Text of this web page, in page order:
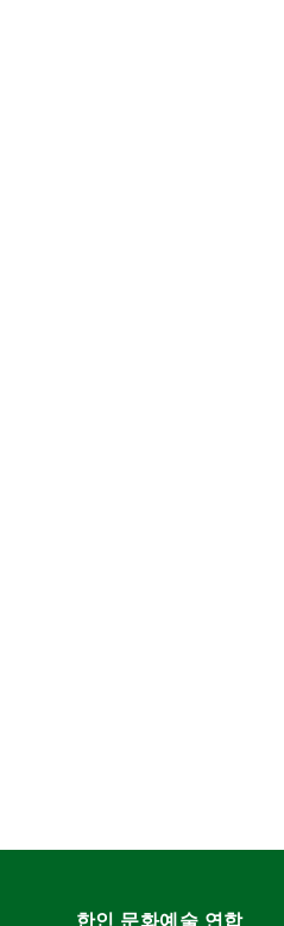
한인 문화예술 연합